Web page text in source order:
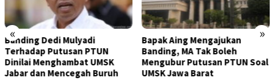
« »
Bapak Aing Mengajukan
Banding, MA Tak Boleh
Mengubur Putusan PTUN Soal
UMSK Jawa Barat
Sengketa UMSK Jabar
Tak Berkesudahan, Dedi
Mulyadi Terancam
Pemberhentian